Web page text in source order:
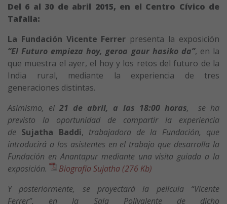
Del 6 al 30 de abril 2015, en el Centro Cívico de
Tafalla:
La Fundación Vicente Ferrer presenta la exposición
“El Futuro empieza hoy, geroa gaur hasiko da”, en la
que muestra el ayer, el hoy y los retos del futuro de la
India rural, mediante la experiencia de tres
generaciones distintas.
Asimismo, el21 de abril, a las 18:00 horas, se ha
previsto la oportunidad de compartir la experiencia
de Sujatha Baddi, trabajadora de la Fundación, que
introducirá a los asistentes en el trabajo que desarrolla la
Fundación en Anantapur mediante una visita guiada a la
exposición.
Biografía Sujatha (276 Kb)
Y posteriormente, se proyectará la película “Vicente
Ferrer”, en la Sala Polivalente de dicho